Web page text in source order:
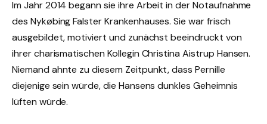
Im Jahr 2014 begann sie ihre Arbeit in der Notaufnahme
des Nykøbing Falster Krankenhauses. Sie war frisch
ausgebildet, motiviert und zunächst beeindruckt von
ihrer charismatischen Kollegin Christina Aistrup Hansen.
Niemand ahnte zu diesem Zeitpunkt, dass Pernille
diejenige sein würde, die Hansens dunkles Geheimnis
lüften würde.